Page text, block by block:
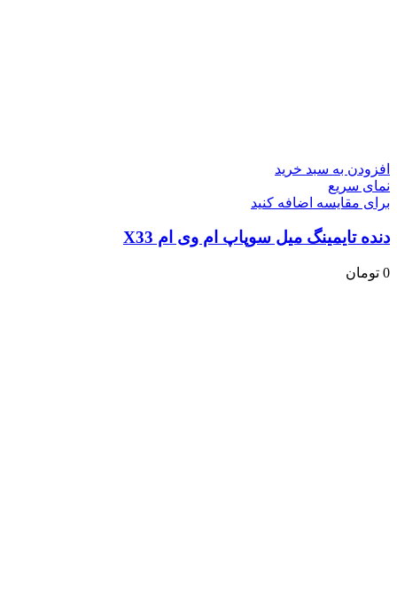
افزودن به سبد خرید
نمای سریع
برای مقایسه اضافه کنید
دنده تایمینگ میل سوپاپ ام وی ام X33
0 تومان